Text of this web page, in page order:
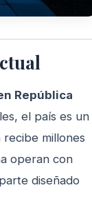
República
el país es un
recibe millones
operan con
diseñado